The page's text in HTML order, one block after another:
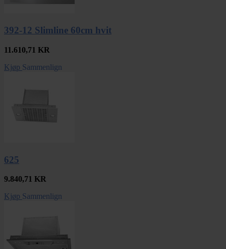
392-12 Slimline 60cm hvit
11.610,71 KR
Kjøp Sammenlign
625
9.840,71 KR
Kjøp Sammenlign